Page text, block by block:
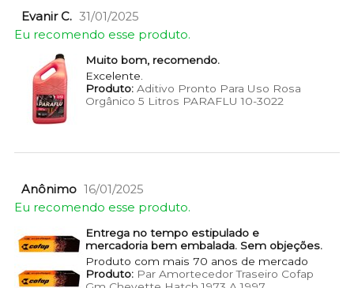
Evanir C. 31/01/2025
Eu recomendo esse produto.
Muito bom, recomendo.
Excelente.
Produto:Aditivo Pronto Para Uso Rosa
Orgânico 5 Litros PARAFLU 10-3022
Anônimo 16/01/2025
Eu recomendo esse produto.
Entrega no tempo estipulado e
mercadoria bem embalada. Sem objeções.
Produto com mais 70 anos de mercado
Produto:Par Amortecedor Traseiro Cofap